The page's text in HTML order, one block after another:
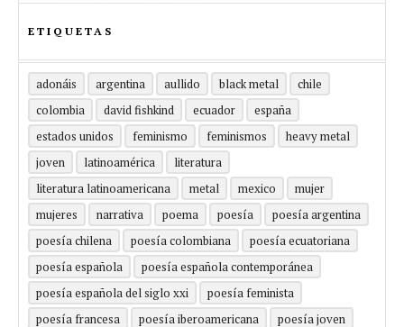
ETIQUETAS
adonáis argentina aullido black metal
chile
colombia
david fishkind ecuador
españa
estados unidos
feminismo feminismos
heavy metal
joven
latinoamérica
literatura
literatura latinoamericana
metal mexico
mujer
mujeres
narrativa poema poesía
poesía argentina
poesía chilena
poesía colombiana
poesía ecuatoriana
poesía española
poesía española contemporánea
poesía española del siglo xxi
poesía feminista
poesía francesa
poesía iberoamericana
poesía joven